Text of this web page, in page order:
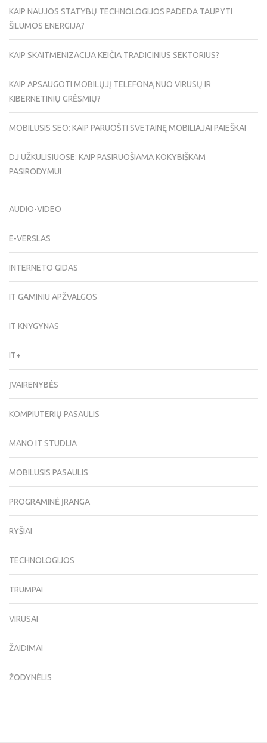
KAIP NAUJOS STATYBŲ TECHNOLOGIJOS PADEDA TAUPYTI
ŠILUMOS ENERGIJĄ?
KAIP SKAITMENIZACIJA KEIČIA TRADICINIUS SEKTORIUS?
KAIP APSAUGOTI MOBILŲJĮ TELEFONĄ NUO VIRUSŲ IR
KIBERNETINIŲ GRĖSMIŲ?
MOBILUSIS SEO: KAIP PARUOŠTI SVETAINĘ MOBILIAJAI PAIEŠKAI
DJ UŽKULISIUOSE: KAIP PASIRUOŠIAMA KOKYBIŠKAM
PASIRODYMUI
AUDIO-VIDEO
E-VERSLAS
INTERNETO GIDAS
IT GAMINIU APŽVALGOS
IT KNYGYNAS
IT+
ĮVAIRENYBĖS
KOMPIUTERIŲ PASAULIS
MANO IT STUDIJA
MOBILUSIS PASAULIS
PROGRAMINĖ ĮRANGA
RYŠIAI
TECHNOLOGIJOS
TRUMPAI
VIRUSAI
ŽAIDIMAI
ŽODYNĖLIS